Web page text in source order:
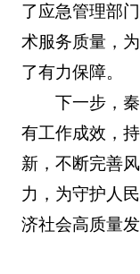
了应急管理部
术服务质量，
了有力保障。
下一步，
有工作成效，
新，不断完善
力，为守护人
济社会高质量